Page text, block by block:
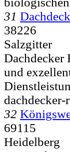
31
38226
Salzgitter
Dachdecker
und
dachdecker-
32
69115
Heidelberg